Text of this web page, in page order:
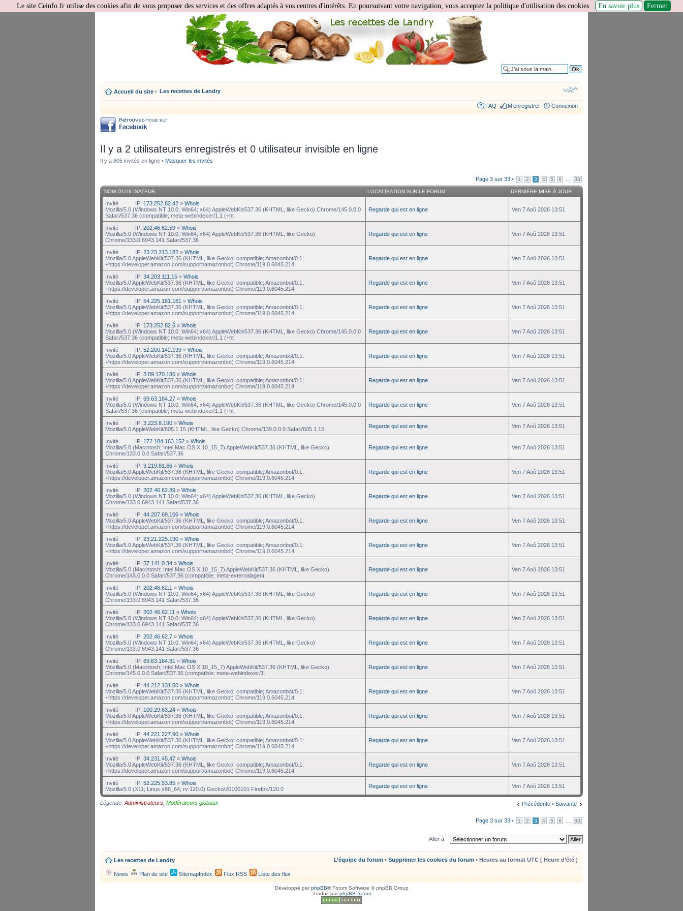
Accueil du site ‹ Les recettes de Landry
FAQ M’enregistrer Connexion
Il y a 2 utilisateurs enregistrés et 0 utilisateur invisible en ligne
Il y a 805 invités en ligne • Masquer les invités
Page 3 sur 33 • 1 2 3 4 5 6 33
NOM D’UTILISATEUR LOCALISATION SUR LE FORUM DERNIÈRE MISE À JOUR
Invité IP: 173.252.82.42 » Whois
Mozilla/5.0 (Windows NT 10.0; Win64; x64) AppleWebKit/537.36 (KHTML, like Gecko) Chrome/145.0.0.0
Safari/537.36 (compatible; meta-webindexer/1.1 (+ht
Regarde qui est en ligne Ven 7 Aoû 2026 13:51
Invité IP: 202.46.62.59 » Whois
Mozilla/5.0 (Windows NT 10.0; Win64; x64) AppleWebKit/537.36 (KHTML, like Gecko)
Chrome/133.0.6943.141 Safari/537.36
Regarde qui est en ligne Ven 7 Aoû 2026 13:51
Invité IP: 23.23.213.182 » Whois
Mozilla/5.0 AppleWebKit/537.36 (KHTML, like Gecko; compatible; Amazonbot/0.1;
+https://developer.amazon.com/support/amazonbot) Chrome/119.0.6045.214
Regarde qui est en ligne Ven 7 Aoû 2026 13:51
Invité IP: 34.203.111.15 » Whois
Mozilla/5.0 AppleWebKit/537.36 (KHTML, like Gecko; compatible; Amazonbot/0.1;
+https://developer.amazon.com/support/amazonbot) Chrome/119.0.6045.214
Regarde qui est en ligne Ven 7 Aoû 2026 13:51
Invité IP: 54.225.181.161 » Whois
Mozilla/5.0 AppleWebKit/537.36 (KHTML, like Gecko; compatible; Amazonbot/0.1;
+https://developer.amazon.com/support/amazonbot) Chrome/119.0.6045.214
Regarde qui est en ligne Ven 7 Aoû 2026 13:51
Invité IP: 173.252.82.6 » Whois
Mozilla/5.0 (Windows NT 10.0; Win64; x64) AppleWebKit/537.36 (KHTML, like Gecko) Chrome/145.0.0.0
Safari/537.36 (compatible; meta-webindexer/1.1 (+ht
Regarde qui est en ligne Ven 7 Aoû 2026 13:51
Invité IP: 52.200.142.199 » Whois
Mozilla/5.0 AppleWebKit/537.36 (KHTML, like Gecko; compatible; Amazonbot/0.1;
+https://developer.amazon.com/support/amazonbot) Chrome/119.0.6045.214
Regarde qui est en ligne Ven 7 Aoû 2026 13:51
Invité IP: 3.89.170.186 » Whois
Mozilla/5.0 AppleWebKit/537.36 (KHTML, like Gecko; compatible; Amazonbot/0.1;
+https://developer.amazon.com/support/amazonbot) Chrome/119.0.6045.214
Regarde qui est en ligne Ven 7 Aoû 2026 13:51
Invité IP: 69.63.184.27 » Whois
Mozilla/5.0 (Windows NT 10.0; Win64; x64) AppleWebKit/537.36 (KHTML, like Gecko) Chrome/145.0.0.0
Safari/537.36 (compatible; meta-webindexer/1.1 (+ht
Regarde qui est en ligne Ven 7 Aoû 2026 13:51
Invité IP: 3.223.8.190 » Whois
Mozilla/5.0 AppleWebKit/605.1.15 (KHTML, like Gecko) Chrome/139.0.0.0 Safari/605.1.15
Regarde qui est en ligne Ven 7 Aoû 2026 13:51
Invité IP: 172.184.163.152 » Whois
Mozilla/5.0 (Macintosh; Intel Mac OS X 10_15_7) AppleWebKit/537.36 (KHTML, like Gecko)
Chrome/133.0.0.0 Safari/537.36
Regarde qui est en ligne Ven 7 Aoû 2026 13:51
Invité IP: 3.219.81.66 » Whois
Mozilla/5.0 AppleWebKit/537.36 (KHTML, like Gecko; compatible; Amazonbot/0.1;
+https://developer.amazon.com/support/amazonbot) Chrome/119.0.6045.214
Regarde qui est en ligne Ven 7 Aoû 2026 13:51
Invité IP: 202.46.62.89 » Whois
Mozilla/5.0 (Windows NT 10.0; Win64; x64) AppleWebKit/537.36 (KHTML, like Gecko)
Chrome/133.0.6943.141 Safari/537.36
Regarde qui est en ligne Ven 7 Aoû 2026 13:51
Invité IP: 44.207.69.106 » Whois
Mozilla/5.0 AppleWebKit/537.36 (KHTML, like Gecko; compatible; Amazonbot/0.1;
+https://developer.amazon.com/support/amazonbot) Chrome/119.0.6045.214
Regarde qui est en ligne Ven 7 Aoû 2026 13:51
Invité IP: 23.21.225.190 » Whois
Mozilla/5.0 AppleWebKit/537.36 (KHTML, like Gecko; compatible; Amazonbot/0.1;
+https://developer.amazon.com/support/amazonbot) Chrome/119.0.6045.214
Regarde qui est en ligne Ven 7 Aoû 2026 13:51
Invité IP: 57.141.0.34 » Whois
Mozilla/5.0 (Macintosh; Intel Mac OS X 10_15_7) AppleWebKit/537.36 (KHTML, like Gecko)
Chrome/145.0.0.0 Safari/537.36 (compatible; meta-externalagent
Regarde qui est en ligne Ven 7 Aoû 2026 13:51
Invité IP: 202.46.62.1 » Whois
Mozilla/5.0 (Windows NT 10.0; Win64; x64) AppleWebKit/537.36 (KHTML, like Gecko)
Chrome/133.0.6943.141 Safari/537.36
Regarde qui est en ligne Ven 7 Aoû 2026 13:51
Invité IP: 202.46.62.11 » Whois
Mozilla/5.0 (Windows NT 10.0; Win64; x64) AppleWebKit/537.36 (KHTML, like Gecko)
Chrome/133.0.6943.141 Safari/537.36
Regarde qui est en ligne Ven 7 Aoû 2026 13:51
Invité IP: 202.46.62.7 » Whois
Mozilla/5.0 (Windows NT 10.0; Win64; x64) AppleWebKit/537.36 (KHTML, like Gecko)
Chrome/133.0.6943.141 Safari/537.36
Regarde qui est en ligne Ven 7 Aoû 2026 13:51
Invité IP: 69.63.184.31 » Whois
Mozilla/5.0 (Macintosh; Intel Mac OS X 10_15_7) AppleWebKit/537.36 (KHTML, like Gecko)
Chrome/145.0.0.0 Safari/537.36 (compatible; meta-webindexer/1.
Regarde qui est en ligne Ven 7 Aoû 2026 13:51
Invité IP: 44.212.131.50 » Whois
Mozilla/5.0 AppleWebKit/537.36 (KHTML, like Gecko; compatible; Amazonbot/0.1;
+https://developer.amazon.com/support/amazonbot) Chrome/119.0.6045.214
Regarde qui est en ligne Ven 7 Aoû 2026 13:51
Invité IP: 100.29.63.24 » Whois
Mozilla/5.0 AppleWebKit/537.36 (KHTML, like Gecko; compatible; Amazonbot/0.1;
+https://developer.amazon.com/support/amazonbot) Chrome/119.0.6045.214
Regarde qui est en ligne Ven 7 Aoû 2026 13:51
Invité IP: 44.221.227.90 » Whois
Mozilla/5.0 AppleWebKit/537.36 (KHTML, like Gecko; compatible; Amazonbot/0.1;
+https://developer.amazon.com/support/amazonbot) Chrome/119.0.6045.214
Regarde qui est en ligne Ven 7 Aoû 2026 13:51
Invité IP: 34.231.45.47 » Whois
Mozilla/5.0 AppleWebKit/537.36 (KHTML, like Gecko; compatible; Amazonbot/0.1;
+https://developer.amazon.com/support/amazonbot) Chrome/119.0.6045.214
Regarde qui est en ligne Ven 7 Aoû 2026 13:51
Invité IP: 52.225.53.85 » Whois
Mozilla/5.0 (X11; Linux x86_64; rv:120.0) Gecko/20100101 Firefox/120.0
Regarde qui est en ligne Ven 7 Aoû 2026 13:51
Précédente • Suivante
Légende: Administrateurs Modérateurs globaux
Page 3 sur 33 • 1 2 3 4 5 6 33
Aller à:
Les recettes de Landry L’équipe du forum • Supprimer les cookies du forum • Heures au format UTC [ Heure d’été ]
News Plan de site SitemapIndex Flux RSS Liste des flux
Développé parphpBB® Forum Software © phpBB Group
Traduit parphpBB-fr.com
Le site Ceinfo.fr utilise des cookies afin de vous proposer des services et des offres adaptés à vos centres d'intérêts. En poursuivant votre navigation, vous acceptez la politique d'utilisation des cookies. En savoir plus Fermer